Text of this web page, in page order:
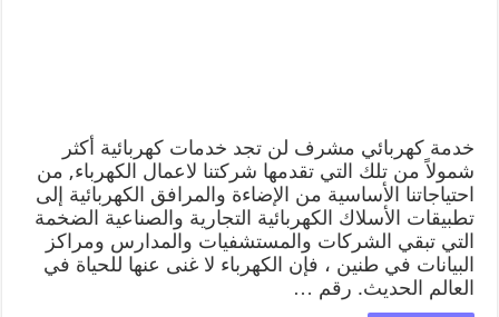
خدمة كهربائي مشرف لن تجد خدمات كهربائية أكثر
شمولاً من تلك التي تقدمها شركتنا لاعمال الكهرباء, من
احتياجاتنا الأساسية من الإضاءة والمرافق الكهربائية إلى
تطبيقات الأسلاك الكهربائية التجارية والصناعية الضخمة
التي تبقي الشركات والمستشفيات والمدارس ومراكز
البيانات في طنين ، فإن الكهرباء لا غنى عنها للحياة في
العالم الحديث. رقم …